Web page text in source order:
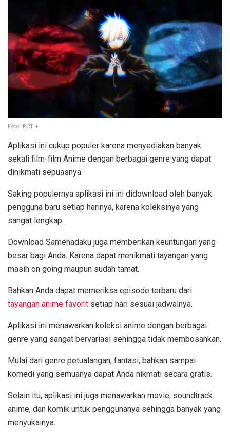
Foto: RCTI+
Aplikasi ini cukup populer karena menyediakan banyak
sekali film-film Anime dengan berbagai genre yang dapat
dinikmati sepuasnya.
Saking populernya aplikasi ini ini didownload oleh banyak
pengguna baru setiap harinya, karena koleksinya yang
sangat lengkap.
Download Samehadaku juga memberikan keuntungan yang
besar bagi Anda. Karena dapat menikmati tayangan yang
masih on going maupun sudah tamat.
Bahkan Anda dapat memeriksa episode terbaru dari
tayangan anime favorit setiap hari sesuai jadwalnya.
Aplikasi ini menawarkan koleksi anime dengan berbagai
genre yang sangat bervariasi sehingga tidak membosankan.
Mulai dari genre petualangan, fantasi, bahkan sampai
komedi yang semuanya dapat Anda nikmati secara gratis.
Selain itu, aplikasi ini juga menawarkan movie, soundtrack
anime, dan komik untuk penggunanya sehingga banyak yang
menyukainya.